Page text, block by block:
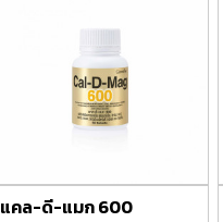
แคล-ดี-แมก 600